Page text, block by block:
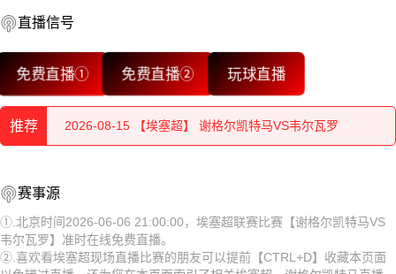
直播信号
免费直播① 免费直播② 玩球直播
推荐
2026-08-15 【埃塞超】 谢格尔凯特马VS韦尔瓦罗
2026-08-15 【埃塞超】 谢格尔凯特马VS韦尔瓦罗
2026-08-15 【埃塞超】 谢格尔凯特马VS韦尔瓦罗
2026-08-15 【埃塞超】 谢格尔凯特马VS韦尔瓦罗
2026-08-15 【埃塞超】 谢格尔凯特马VS韦尔瓦罗
赛事源
①.北京时间2026-06-06 21:00:00，埃塞超联赛比赛【谢格尔凯特马VS
韦尔瓦罗】准时在线免费直播。
②.喜欢看埃塞超现场直播比赛的朋友可以提前【CTRL+D】收藏本页面